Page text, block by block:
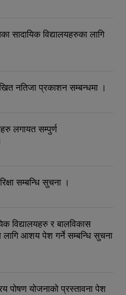
सादायिक विद्यालयहरुका लागि
नतिजा प्रकाशन सम्बन्धमा ।
लगायत सम्पुर्ण
सम्बन्धि सुचना ।
विद्यालयहरु र बालविकास
लागि आशय पेश गर्ने सम्बन्धि सुचना
पोषण योजनाको प्रस्तावना पेश